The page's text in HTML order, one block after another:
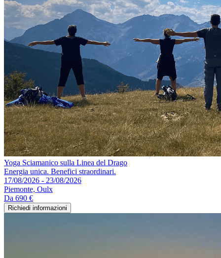
Yoga Sciamanico sulla Linea del Drago
Energia unica. Benefici straordinari.
17/08/2026 - 23/08/2026
Piemonte, Oulx
Da 690 €
Richiedi informazioni